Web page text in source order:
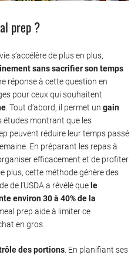
prep ?
s’accélère de plus en plus,
sans sacrifier son temps
réponse à cette question en
pour ceux qui souhaitent
. Tout d’abord, il permet un gain
études montrant que les
peuvent réduire leur temps passé
En préparant les repas à
efficacement et de profiter
plus, cette méthode génère des
de l’USDA a révélé que le
environ 30 à 40% de la
prep aide à limiter ce
en gros.
des portions . En planifiant ses